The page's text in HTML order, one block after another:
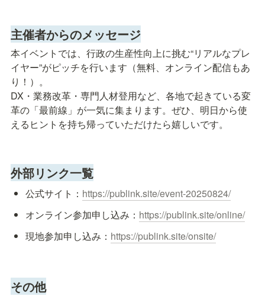
主催者からのメッセージ
本イベントでは、行政の生産性向上に挑む“リアルなプレ
イヤー”がピッチを行います（無料、オンライン配信もあ
り！）。
DX・業務改革・専門人材登用など、各地で起きている変
革の「最前線」が一気に集まります。ぜひ、明日から使
えるヒントを持ち帰っていただけたら嬉しいです。
外部リンク一覧
公式サイト： https://publink.site/event-20250824/
オンライン参加申し込み： https://publink.site/online/
現地参加申し込み： https://publink.site/onsite/
その他